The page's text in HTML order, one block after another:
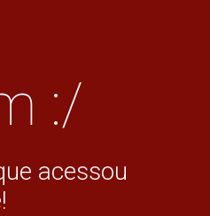
:/
acessou